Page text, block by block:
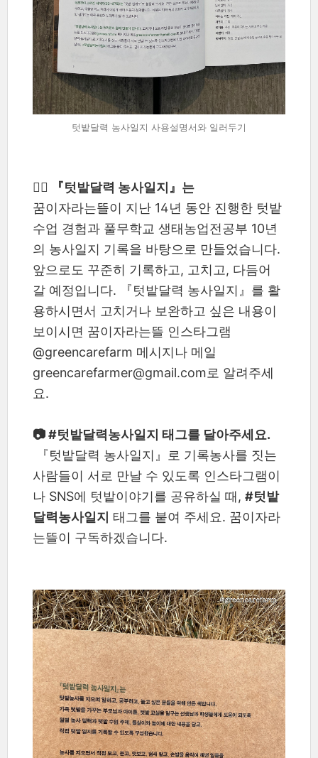
텃밭달력 농사일지 사용설명서와 일러두기
✍🏼 『텃밭달력 농사일지』는
꿈이자라는뜰이 지난 14년 동안 진행한 텃밭
수업 경험과 풀무학교 생태농업전공부 10년
의 농사일지 기록을 바탕으로 만들었습니다.
앞으로도 꾸준히 기록하고, 고치고, 다듬어
갈 예정입니다. 『텃밭달력 농사일지』를 활
용하시면서 고치거나 보완하고 싶은 내용이
보이시면 꿈이자라는뜰 인스타그램
@greencarefarm 메시지나 메일
greencarefarmer@gmail.com로 알려주세
요.
📷 #텃밭달력농사일지 태그를 달아주세요.
『텃밭달력 농사일지』로 기록농사를 짓는
사람들이 서로 만날 수 있도록 인스타그램이
나 SNS에 텃밭이야기를 공유하실 때, #텃밭
달력농사일지 태그를 붙여 주세요. 꿈이자라
는뜰이 구독하겠습니다.